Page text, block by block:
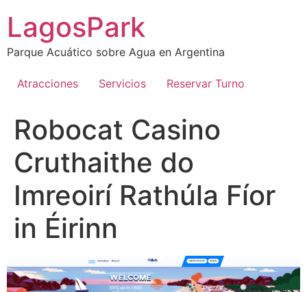
contenido
LagosPark
Parque Acuático sobre Agua en Argentina
Atracciones Servicios Reservar Turno
Robocat Casino
Cruthaithe do
Imreoirí Rathúla Fíor
in Éirinn